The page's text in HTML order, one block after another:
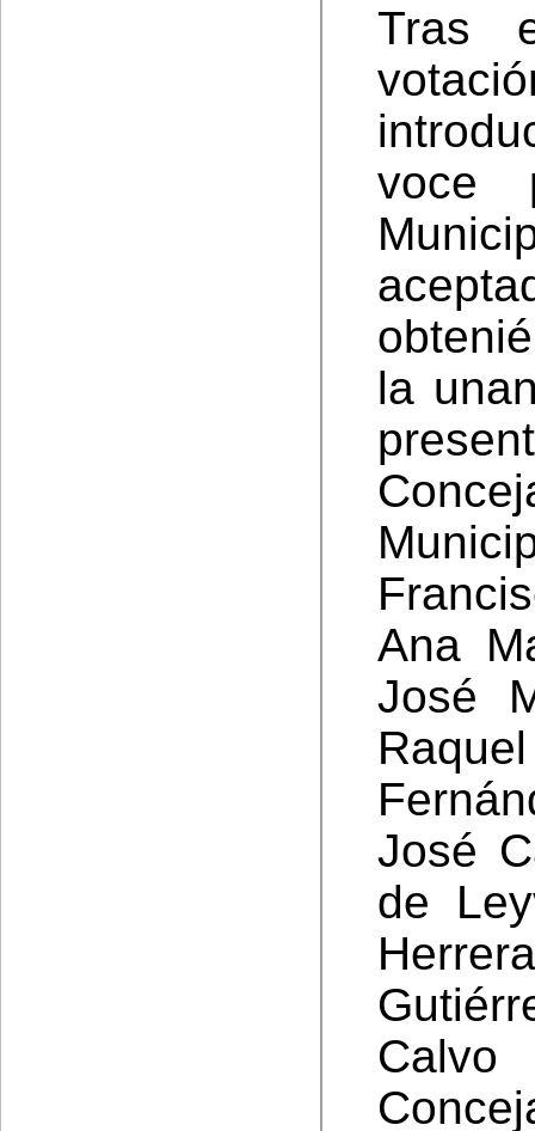
Tras
voce
la
Ana
José
José
de